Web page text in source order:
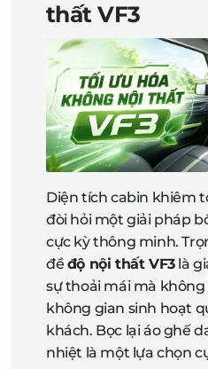
thất VF3
Diện tích cabin khiêm
đòi hỏi một giải pháp
cực kỳ thông minh.
đề độ nội thất VF3là
sự thoải mái mà
không gian sinh hoạt
khách. Bọc lại áo ghế
nhiệt là một lựa chọn